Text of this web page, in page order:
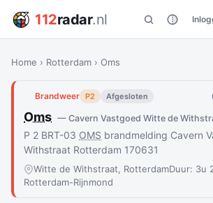
112radar.nl
Home › Rotterdam › Oms
Brandweer P2 Afgesloten
Oms — Cavern Vastgoed Witte de
P 2 BRT-03 OMS brandmelding Cavern
Withstraat Rotterdam 170631
Witte de Withstraat, RotterdamDuur: 3u
Rotterdam-Rijnmond